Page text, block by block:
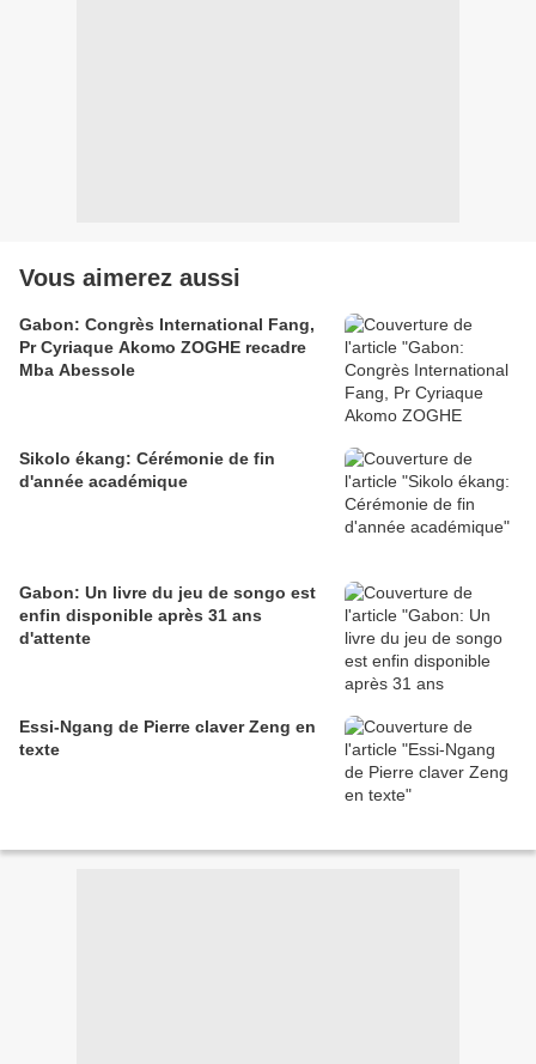
Vous aimerez aussi
Gabon: Congrès International Fang,
Pr Cyriaque Akomo ZOGHE recadre
Mba Abessole
Sikolo ékang: Cérémonie de fin
d'année académique
Gabon: Un livre du jeu de songo est
enfin disponible après 31 ans
d'attente
Essi-Ngang de Pierre claver Zeng en
texte